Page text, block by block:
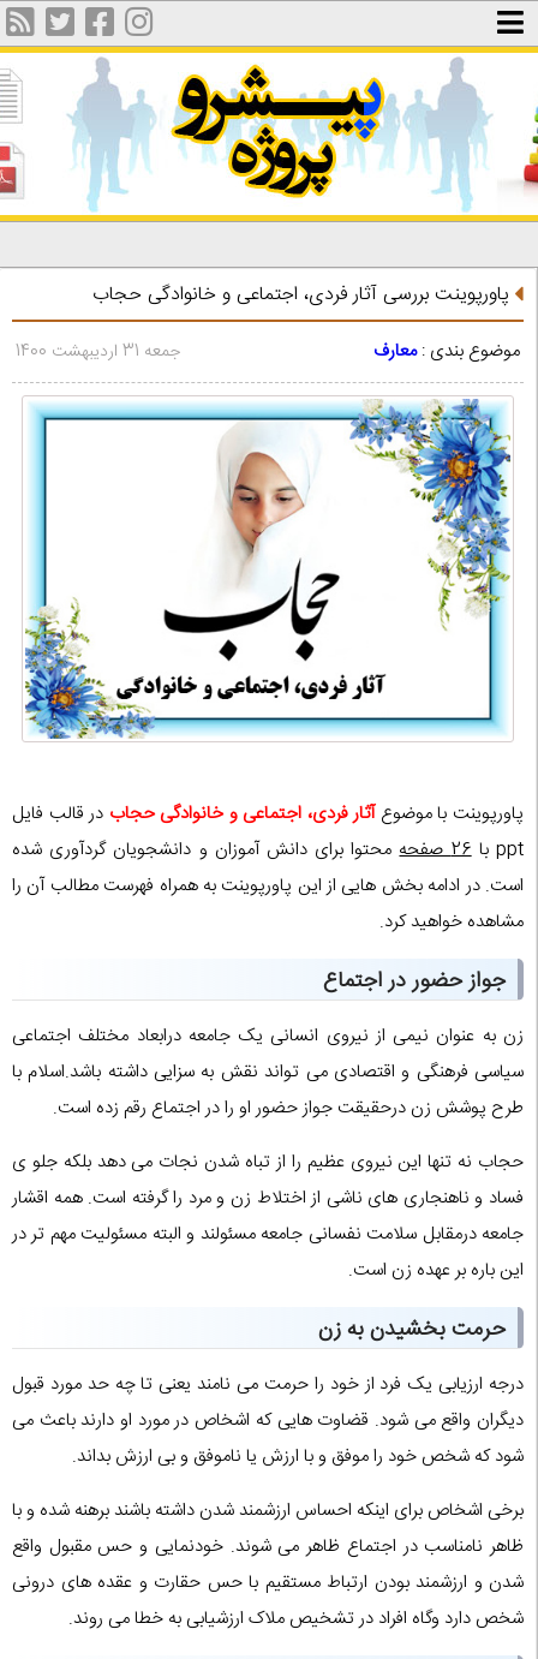
پاورپوینت بررسی آثار فردی، اجتماعی و خانوادگی حجاب
موضوع بندی :معارف جمعه 31 اردیبهشت 1400
پاورپوینت با موضوعآثار فردی، اجتماعی و خانوادگی حجاب در قالب فایل
ppt با
26 صفحه
محتوا برای دانش آموزان و دانشجویان گردآوری شده
است. در ادامه بخش هایی از این پاورپوینت به همراه فهرست مطالب آن را
مشاهده خواهید کرد.
جواز حضور در اجتماع
زن به عنوان نیمی از نیروی انسانی یک جامعه درابعاد مختلف اجتماعی
سیاسی فرهنگی و اقتصادی می تواند نقش به سزایی داشته باشد.اسلام با
طرح پوشش زن درحقیقت جواز حضور او را در اجتماع رقم زده است.
حجاب نه تنها این نیروی عظیم را از تباه شدن نجات می دهد بلکه جلو ی
فساد و ناهنجاری های ناشی از اختلاط زن و مرد را گرفته است. همه اقشار
جامعه درمقابل سلامت نفسانی جامعه مسئولند و البته مسئولیت مهم تر در
این باره بر عهده زن است.
حرمت بخشیدن به زن
درجه ارزیابی یک فرد از خود را حرمت می نامند یعنی تا چه حد مورد قبول
دیگران واقع می شود. قضاوت هایی که اشخاص در مورد او دارند باعث می
شود که شخص خود را موفق و با ارزش یا ناموفق و بی ارزش بداند.
برخی اشخاص برای اینکه احساس ارزشمند شدن داشته باشند برهنه شده و با
ظاهر نامناسب در اجتماع ظاهر می شوند. خودنمایی و حس مقبول واقع
شدن و ارزشمند بودن ارتباط مستقیم با حس حقارت و عقده های درونی
شخص دارد وگاه افراد در تشخیص ملاک ارزشیابی به خطا می روند.